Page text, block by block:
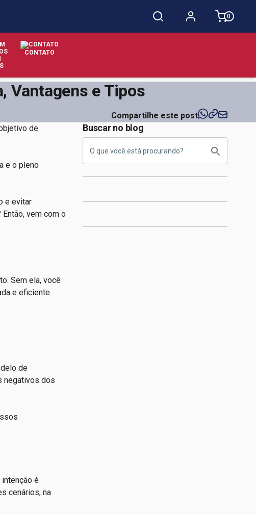
0
CONTATO
Vantagens e Tipos
Compartilhe este post
de
e o pleno
e evitar
vem com o
Sem ela, você
e eficiente.
de
negativos dos
é
cenários, na
Buscar no blog